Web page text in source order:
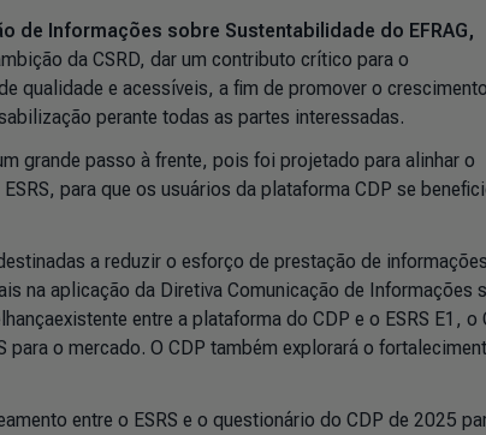
de Informações sobre Sustentabilidade do EFRAG,
da CSRD, dar um contributo crítico para o
qualidade e acessíveis, a fim de promover o crescimento
perante todas as partes interessadas.
grande passo à frente, pois foi projetado para alinhar o
para que os usuários da plataforma CDP se
a reduzir o esforço de prestação de
na aplicação da Diretiva Comunicação de Informações
entre a plataforma do CDP e o ESRS E1, o
o mercado. O CDP também explorará o
entre o ESRS e o questionário do CDP de 2025